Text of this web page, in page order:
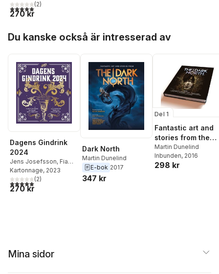
Öberg
5,0utav 5 stjärnor. Totalt antal röster:
(2)
270 kr
Du kanske också är intresserad av
Dagens Gindrink
2024
Jens Josefsson, Fia
Ronge,Hans-Olov
Öberg
Kartonnage, 2023
5,0utav 5 stjärnor. Totalt antal röster:
(2)
270 kr
Dark North
Martin Dunelind
E-bok 2017
347 kr
Del 1
Fantastic art and
stories from the
Dark North
Martin Dunelind
Inbunden, 2016
298 kr
Mina sidor